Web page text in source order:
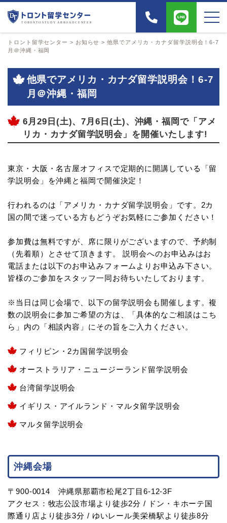
トロント留学センター > お知らせ >他県でアメリカ・カナダ留学説明会！6-7
月＠沖縄・福岡
他県でアメリカ・カナダ留学説明会！6-7
月＠沖縄・福岡
6月29日(土)、7月6日(土)、沖縄・福岡で「アメ
リカ・カナダ留学説明会」を開催いたします!
東京・大阪・名古屋オフィスで定期的に開講している「留
学説明会」を沖縄と福岡で開催決定！
行われるのは「アメリカ・カナダ留学説明会」です。2カ
国の間で迷っている方もどうぞお気軽にご参加ください！
参加費は無料ですが、席に限りがございますので、予約制
（先着順）とさせて頂きます。 説明会へのお申込みはお
電話または以下のお申込みフォームよりお申込み下さい。
皆様のご参加をスタッフ一同お待ちいたしております。
※当日は同じ会場で、以下の留学説明会も開催します。複
数の説明会に参加ご希望の方は、「具体的なご相談はこち
ら」内の「相談内容」にその旨をご入力ください。
フィリピン・2カ国留学説明会
オーストラリア・ニュージーランド留学説明会
台湾留学説明会
イギリス・アイルランド・マルタ留学説明会
マルタ留学説明会
沖縄会場
〒900-0014 沖縄県那覇市松尾2丁目6-12-3F
アクセス：牧志公設市場より徒歩2分 / ドン・キホーテ国
際通り店より徒歩3分 / ゆいレール美栄橋駅より徒歩8分